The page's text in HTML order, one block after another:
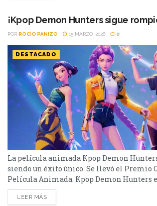
¡Kpop Demon Hunters sigue
POR ROCIO PANIZO 15 MARZO, 2026 0
DESTACADO
La película animada Kpop Demon
siendo un éxito único. Se llevó el Premio
Película Animada. Kpop Demon Hunters
como Mejor Película Animada dentro de
Oscars 2026. Es una de las películas más
LEER MÁS